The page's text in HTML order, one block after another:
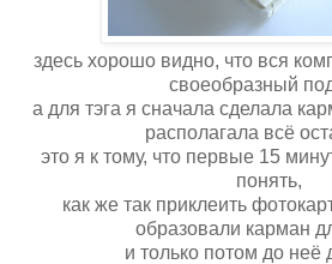
здесь хорошо видно, что вся
своеобразный
а для тэга я сначала сделала
располагала всё
это я к тому, что первые 15
понять,
как же так приклеить
образовали карман
и только потом до неё